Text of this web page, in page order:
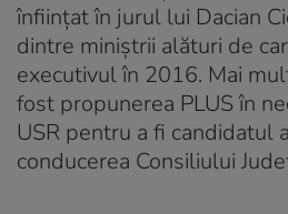
înființat în jurul lui Dacian
dintre miniștrii alături de
executivul în 2016. Mai
fost propunerea PLUS în
USR pentru a fi candidatul
conducerea Consiliului